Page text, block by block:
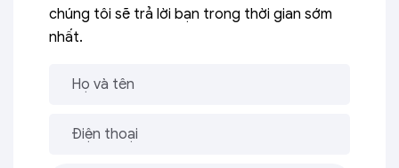
chúng tôi sẽ trả lời bạn trong thời gian sớm
nhất.